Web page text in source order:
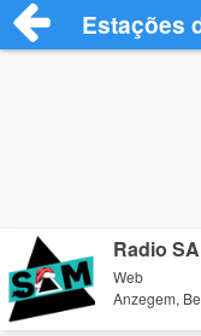
Estações
Radio
Web
Anzegem,